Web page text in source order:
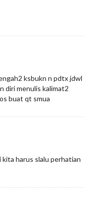
ksbukn n pdtx jdwl
diri menulis kalimat2
buat qt smua
harus slalu perhatian